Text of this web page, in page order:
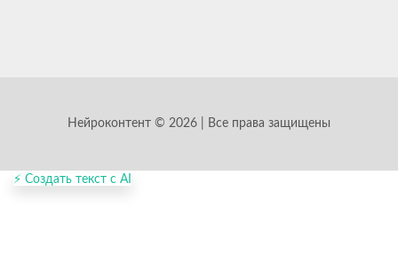
Нейроконтент © 2026 | Все права защищены
⚡ Создать текст с AI